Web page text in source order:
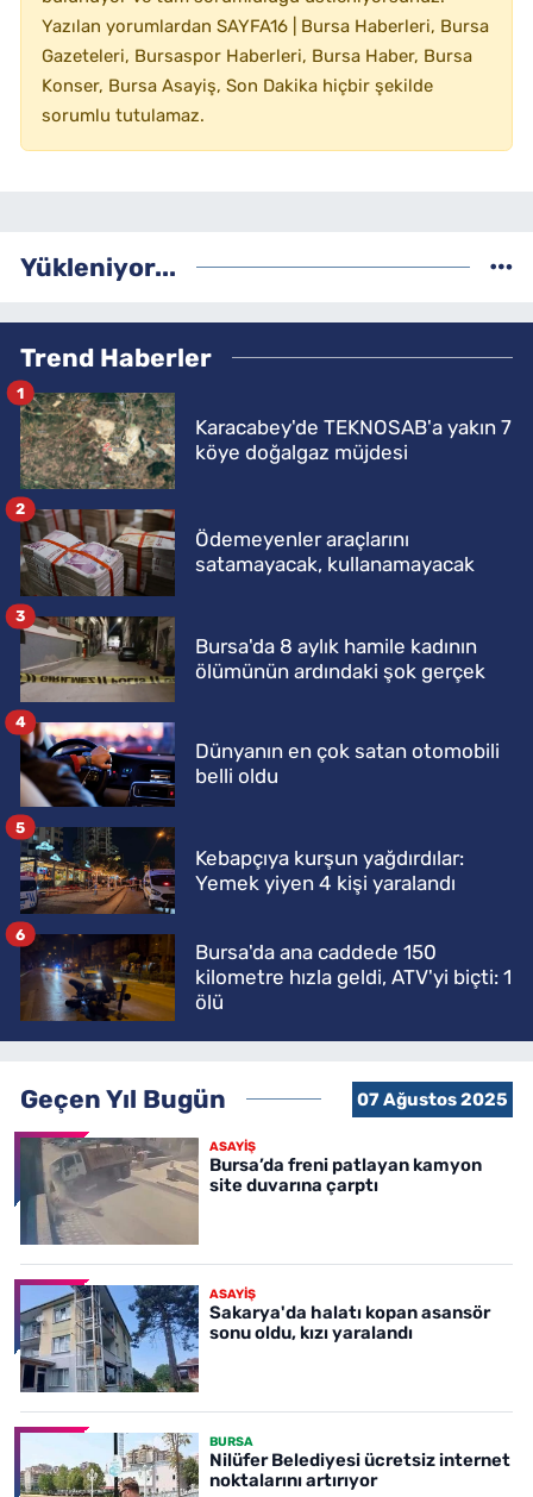
Yazılan yorumlardan SAYFA16 | Bursa Haberleri, Bursa
Gazeteleri, Bursaspor Haberleri, Bursa Haber, Bursa
Konser, Bursa Asayiş, Son Dakika hiçbir şekilde
sorumlu tutulamaz.
Yükleniyor...
Trend Haberler
Karacabey'de TEKNOSAB'a yakın 7
köye doğalgaz müjdesi
1
Ödemeyenler araçlarını
satamayacak, kullanamayacak
2
Bursa'da 8 aylık hamile kadının
ölümünün ardındaki şok gerçek
3
Dünyanın en çok satan otomobili
belli oldu
4
Kebapçıya kurşun yağdırdılar:
Yemek yiyen 4 kişi yaralandı
5
Bursa'da ana caddede 150
kilometre hızla geldi, ATV'yi biçti: 1
ölü
6
Geçen Yıl Bugün 07 Ağustos 2025
ASAYİŞ
Bursa’da freni patlayan kamyon
site duvarına çarptı
ASAYİŞ
Sakarya'da halatı kopan asansör
sonu oldu, kızı yaralandı
BURSA
Nilüfer Belediyesi ücretsiz internet
noktalarını artırıyor